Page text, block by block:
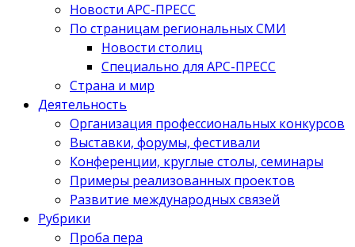
Новости АРС-ПРЕСС
По страницам региональных СМИ
Новости столиц
Специально для АРС-ПРЕСС
Страна и мир
Деятельность
Организация профессиональных конкурсов
Выставки, форумы, фестивали
Конференции, круглые столы, семинары
Примеры реализованных проектов
Развитие международных связей
Рубрики
Проба пера